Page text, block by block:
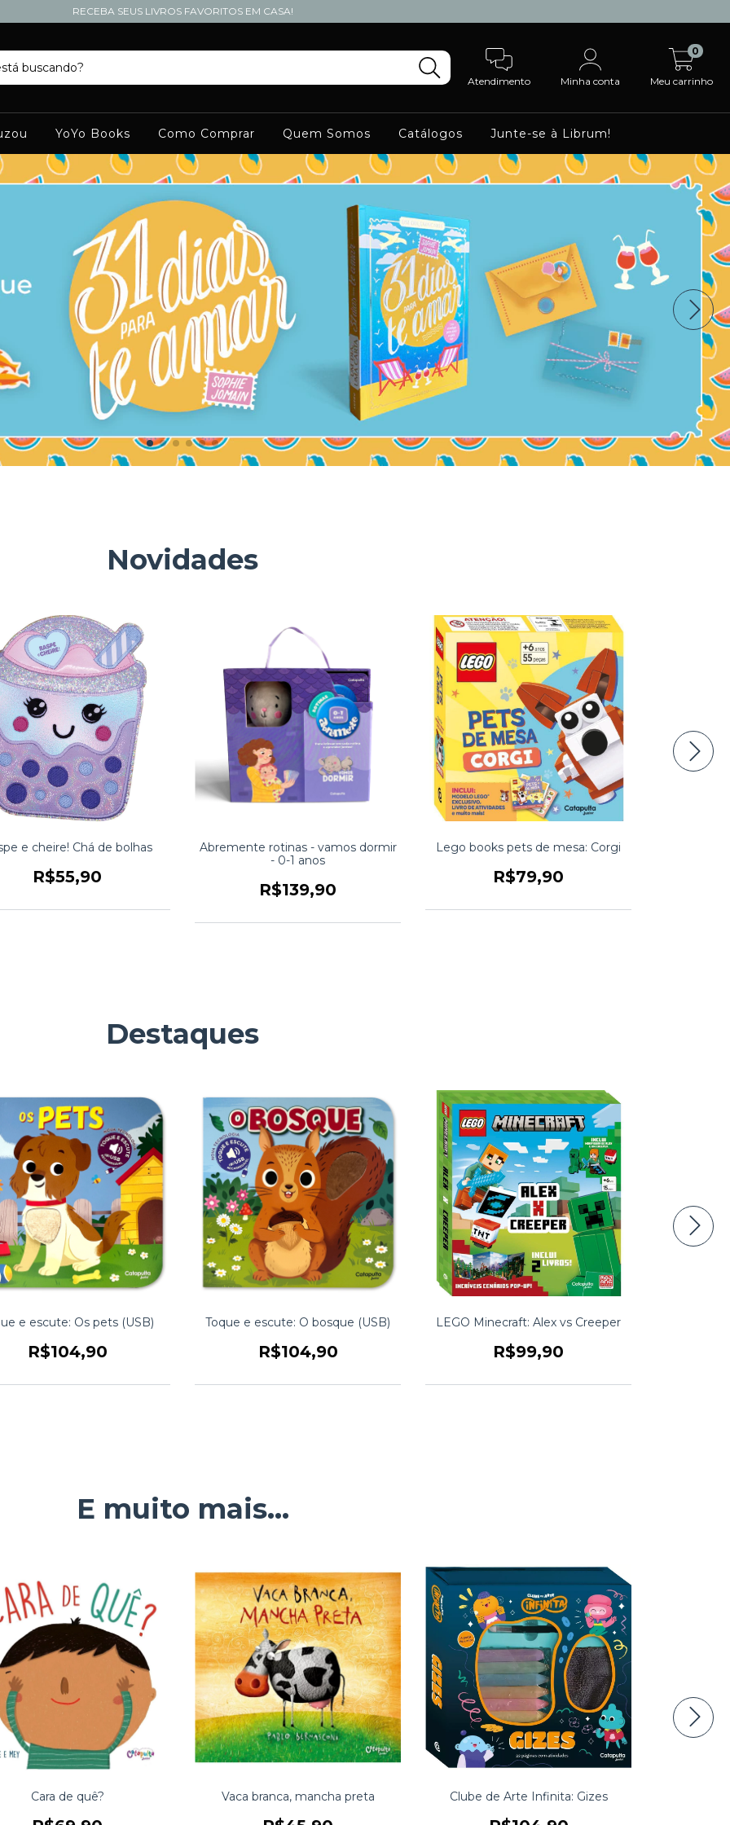
RECEBA SEUS LIVROS FAVORITOS EM CASA!
Atendimento Minha conta Meu carrinho
0
YoYo Books Como Comprar Quem Somos Catálogos Junte-se à Librum!
Novidades
e cheire! Chá de bolhas
R$55,90
Abremente rotinas - vamos dormir
- 0-1 anos
R$139,90
Lego books pets de mesa: Corgi
R$79,90
Destaques
e escute: Os pets (USB)
R$104,90
Toque e escute: O bosque (USB)
R$104,90
LEGO Minecraft: Alex vs Creeper
R$99,90
E muito mais...
Cara de quê? Vaca branca, mancha preta Clube de Arte Infinita: Gizes